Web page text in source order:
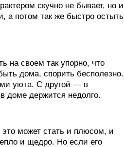
скучно не бывает, но и
а потом так же быстро остыть
на своем так упорно, что
дома, спорить бесполезно.
уюта. С другой — в
доме держится недолго.
может стать и плюсом, и
и щедро. Но если его